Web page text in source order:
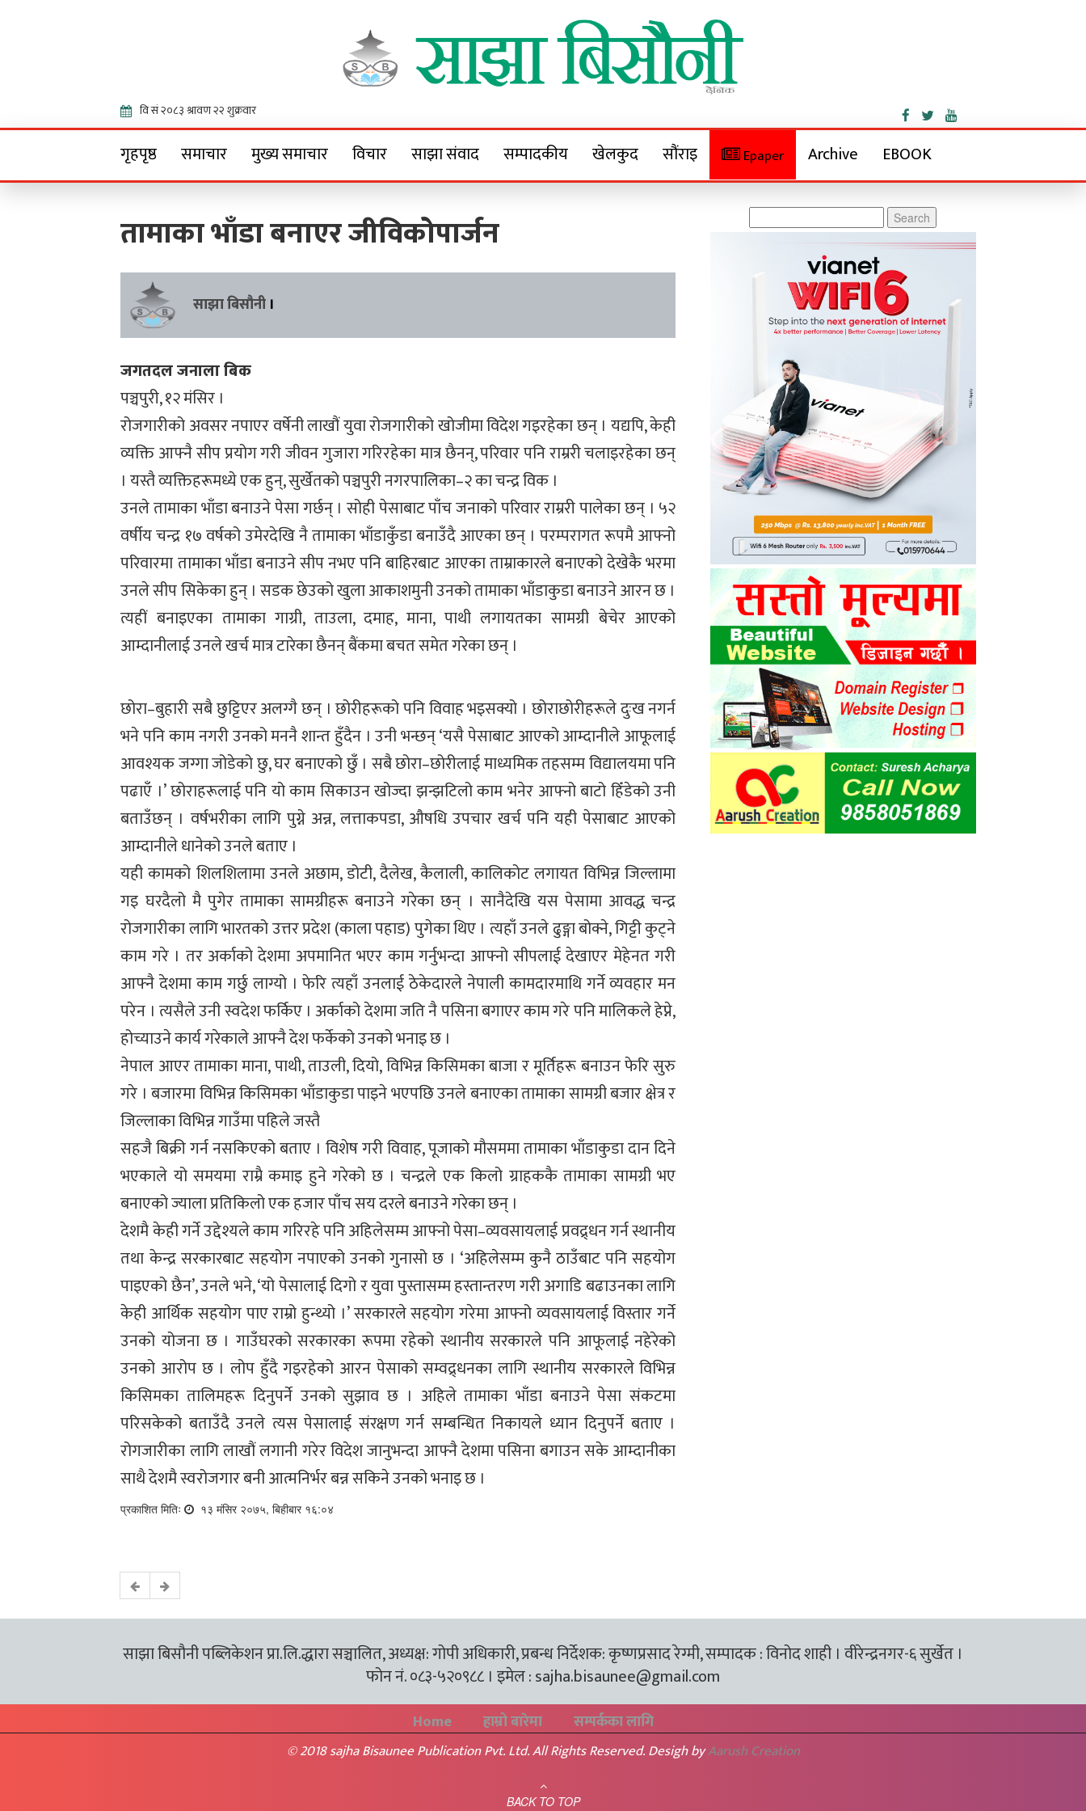
Sajha Bisaunee
गृहपृष्ठ समाचार मुख्य समाचार विचार साझा संवाद सम्पादकीय खेलकुद सौंराइ Epaper Archive EBOOK
तामाका भाँडा बनाएर जीविकोपार्जन
साझा बिसौनी ।
जगतदल जनाला बिक
पञ्चपुरी, १२ मंसिर ।
रोजगारीको अवसर नपाएर वर्षेनी लाखौं युवा रोजगारीको खोजीमा विदेश गइरहेका छन् । यद्यपि, केही
व्यक्ति आफ्नै सीप प्रयोग गरी जीवन गुजारा गरिरहेका मात्र छैनन्, परिवार पनि राम्ररी चलाइरहेका छन्
। यस्तै व्यक्तिहरूमध्ये एक हुन्, सुर्खेतको पञ्चपुरी नगरपालिका–२ का चन्द्र विक ।
उनले तामाका भाँडा बनाउने पेसा गर्छन् । सोही पेसाबाट पाँच जनाको परिवार राम्ररी पालेका छन् । ५२
वर्षीय चन्द्र १७ वर्षको उमेरदेखि नै तामाका भाँडाकुँडा बनाउँदै आएका छन् । परम्परागत रूपमै आफ्नो
परिवारमा तामाका भाँडा बनाउने सीप नभए पनि बाहिरबाट आएका ताम्राकारले बनाएको देखेकै भरमा
उनले सीप सिकेका हुन् । सडक छेउको खुला आकाशमुनी उनको तामाका भाँडाकुडा बनाउने आरन छ ।
त्यहीं बनाइएका तामाका गाग्री, ताउला, दमाह, माना, पाथी लगायतका सामग्री बेचेर आएको
आम्दानीलाई उनले खर्च मात्र टारेका छैनन् बैंकमा बचत समेत गरेका छन् ।
छोरा–बुहारी सबै छुट्टिएर अलग्गै छन् । छोरीहरूको पनि विवाह भइसक्यो । छोराछोरीहरूले दुःख नगर्न
भने पनि काम नगरी उनको मननै शान्त हुँदैन । उनी भन्छन् ‘यसै पेसाबाट आएको आम्दानीले आफूलाई
आवश्यक जग्गा जोडेको छु, घर बनाएको छुँ । सबै छोरा–छोरीलाई माध्यमिक तहसम्म विद्यालयमा पनि
पढाएँ ।’ छोराहरूलाई पनि यो काम सिकाउन खोज्दा झन्झटिलो काम भनेर आफ्नो बाटो हिँडेको उनी
बताउँछन् । वर्षभरीका लागि पुग्ने अन्न, लत्ताकपडा, औषधि उपचार खर्च पनि यही पेसाबाट आएको
आम्दानीले धानेको उनले बताए ।
यही कामको शिलशिलामा उनले अछाम, डोटी, दैलेख, कैलाली, कालिकोट लगायत विभिन्न जिल्लामा
गइ घरदैलो मै पुगेर तामाका सामग्रीहरू बनाउने गरेका छन् । सानैदेखि यस पेसामा आवद्ध चन्द्र
रोजगारीका लागि भारतको उत्तर प्रदेश (काला पहाड) पुगेका थिए । त्यहाँ उनले ढुङ्गा बोक्ने, गिट्टी कुट्ने
काम गरे । तर अर्काको देशमा अपमानित भएर काम गर्नुभन्दा आफ्नो सीपलाई देखाएर मेहेनत गरी
आफ्नै देशमा काम गर्छु लाग्यो । फेरि त्यहाँ उनलाई ठेकेदारले नेपाली कामदारमाथि गर्ने व्यवहार मन
परेन । त्यसैले उनी स्वदेश फर्किए । अर्काको देशमा जति नै पसिना बगाएर काम गरे पनि मालिकले हेप्ने,
होच्याउने कार्य गरेकाले आफ्नै देश फर्केको उनको भनाइ छ ।
नेपाल आएर तामाका माना, पाथी, ताउली, दियो, विभिन्न किसिमका बाजा र मूर्तिहरू बनाउन फेरि सुरु
गरे । बजारमा विभिन्न किसिमका भाँडाकुडा पाइने भएपछि उनले बनाएका तामाका सामग्री बजार क्षेत्र र
जिल्लाका विभिन्न गाउँमा पहिले जस्तै
सहजै बिक्री गर्न नसकिएको बताए । विशेष गरी विवाह, पूजाको मौसममा तामाका भाँडाकुडा दान दिने
भएकाले यो समयमा राम्रै कमाइ हुने गरेको छ । चन्द्रले एक किलो ग्राहककै तामाका सामग्री भए
बनाएको ज्याला प्रतिकिलो एक हजार पाँच सय दरले बनाउने गरेका छन् ।
देशमै केही गर्ने उद्देश्यले काम गरिरहे पनि अहिलेसम्म आफ्नो पेसा–व्यवसायलाई प्रवद्र्धन गर्न स्थानीय
तथा केन्द्र सरकारबाट सहयोग नपाएको उनको गुनासो छ । ‘अहिलेसम्म कुनै ठाउँबाट पनि सहयोग
पाइएको छैन’, उनले भने, ‘यो पेसालाई दिगो र युवा पुस्तासम्म हस्तान्तरण गरी अगाडि बढाउनका लागि
केही आर्थिक सहयोग पाए राम्रो हुन्थ्यो ।’ सरकारले सहयोग गरेमा आफ्नो व्यवसायलाई विस्तार गर्ने
उनको योजना छ । गाउँघरको सरकारका रूपमा रहेको स्थानीय सरकारले पनि आफूलाई नहेरेको
उनको आरोप छ । लोप हुँदै गइरहेको आरन पेसाको सम्वद्र्धनका लागि स्थानीय सरकारले विभिन्न
किसिमका तालिमहरू दिनुपर्ने उनको सुझाव छ । अहिले तामाका भाँडा बनाउने पेसा संकटमा
परिसकेको बताउँदै उनले त्यस पेसालाई संरक्षण गर्न सम्बन्धित निकायले ध्यान दिनुपर्ने बताए ।
रोगजारीका लागि लाखौं लगानी गरेर विदेश जानुभन्दा आफ्नै देशमा पसिना बगाउन सके आम्दानीका
साथै देशमै स्वरोजगार बनी आत्मनिर्भर बन्न सकिने उनको भनाइ छ ।
प्रकाशित मितिः १३ मंसिर २०७५, बिहीबार १६:०४
for:
साझा बिसौनी पब्लिकेशन प्रा.लि.द्धारा सञ्चालित, अध्यक्ष: गोपी अधिकारी, प्रबन्ध निर्देशक: कृष्णप्रसाद रेग्मी, सम्पादक : विनोद शाही । वीरेन्द्रनगर-६ सुर्खेत ।
फोन नं. ०८३-५२०९८८ । इमेल :sajha.bisaunee@gmail.com
Home हाम्रो बारेमा सम्पर्कका लागि
© 2018 sajha Bisaunee Publication Pvt. Ltd. All Rights Reserved. Desigh byAarush Creation
BACK TO TOP